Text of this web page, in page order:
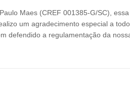
Maes (CREF 001385-G/SC),
um agradecimento especial a
defendido a regulamentação da